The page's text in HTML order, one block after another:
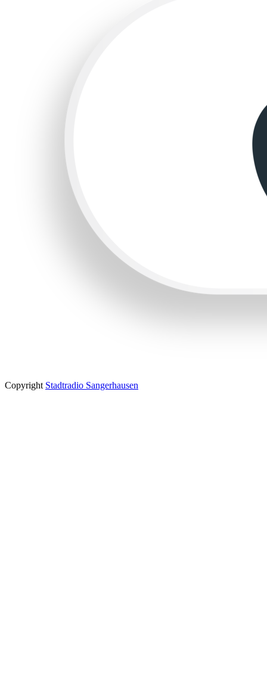
Copyright Stadtradio Sangerhausen